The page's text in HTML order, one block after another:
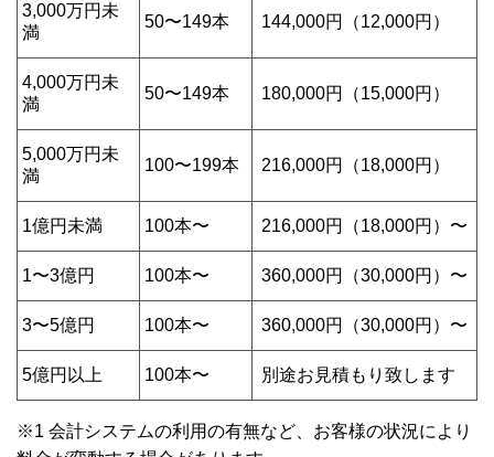
3,000万円未
満
50〜149本 144,000円（12,000円）
4,000万円未
満
50〜149本 180,000円（15,000円）
5,000万円未
満
100〜199本 216,000円（18,000円）
1億円未満 100本〜 216,000円（18,000円）〜
1〜3億円 100本〜 360,000円（30,000円）〜
3〜5億円 100本〜 360,000円（30,000円）〜
5億円以上 100本〜 別途お見積もり致します
※1 会計システムの利用の有無など、お客様の状況により